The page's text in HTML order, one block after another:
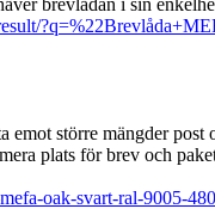
emot större mängder
plats för brev och
oak-svart-ral-9005-